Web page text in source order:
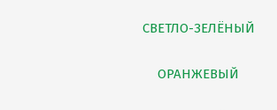
СВЕТЛО-ЗЕЛЁНЫЙ
ОРАНЖЕВЫЙ